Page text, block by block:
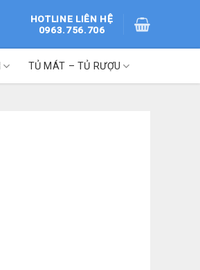
HOTLINE LIÊN HỆ
0963.756.706
TỦ MÁT – TỦ RƯỢU